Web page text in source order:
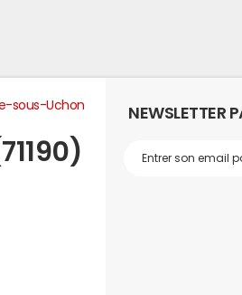
sous-Uchon
NEWSLETTER